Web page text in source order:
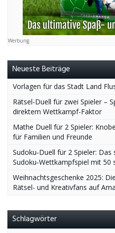
Werbung
Neueste Beiträge
Vorlagen für das Stadt Land
Rätsel-Duell für zwei Spieler –
direktem Wettkampf-Faktor
Mathe Duell für 2 Spieler:
für Familien und Freunde
Sudoku‑Duell für 2 Spieler: Das
Sudoku‑Wettkampfspiel mit 50
Weihnachtsgeschenke 2025:
Rätsel- und Kreativfans auf
Schlagwörter